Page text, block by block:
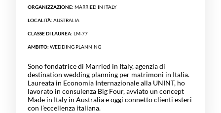
ORGANIZZAZIONE: MARRIED IN ITALY
LOCALITÀ: AUSTRALIA
CLASSE DI LAUREA: LM-77
AMBITO: WEDDING PLANNING
Sono fondatrice di Married in Italy, agenzia di
destination wedding planning per matrimoni in Italia.
Laureata in Economia Internazionale alla UNINT, ho
lavorato in consulenza Big Four, avviato un concept
Made in Italy in Australia e oggi connetto clienti esteri
con l’eccellenza italiana.